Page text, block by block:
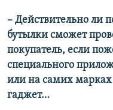
– ​Действительно ли
бутылки сможет
покупатель, если
специального
или на самих
гаджет…